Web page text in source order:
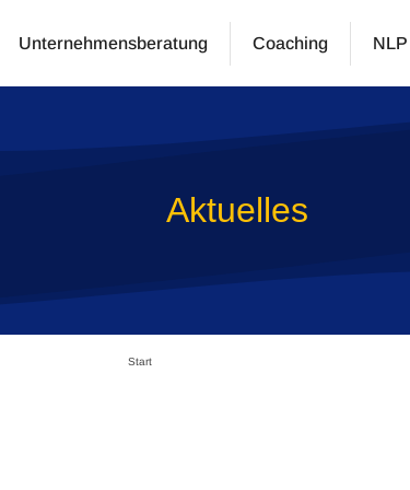
Unternehmensberatung Coaching
Aktuelles
Start